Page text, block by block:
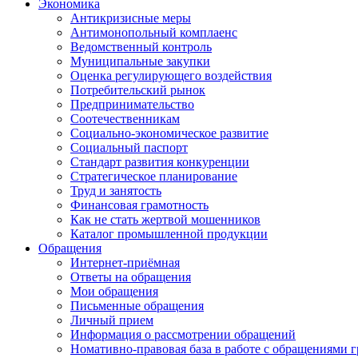
Экономика
Антикризисные меры
Антимонопольный комплаенс
Ведомственный контроль
Муниципальные закупки
Оценка регулирующего воздействия
Потребительский рынок
Предпринимательство
Соотечественникам
Социально-экономическое развитие
Социальный паспорт
Стандарт развития конкуренции
Стратегическое планирование
Труд и занятость
Финансовая грамотность
Как не стать жертвой мошенников
Каталог промышленной продукции
Обращения
Интернет-приёмная
Ответы на обращения
Мои обращения
Письменные обращения
Личный прием
Информация о рассмотрении обращений
Номативно-правовая база в работе с обращениями